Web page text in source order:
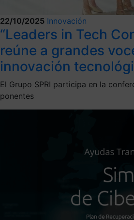
22/10/2025 Innovación
“Leaders in Tech
reúne a grandes
innovación
El Grupo SPRI participa en la
ponentes